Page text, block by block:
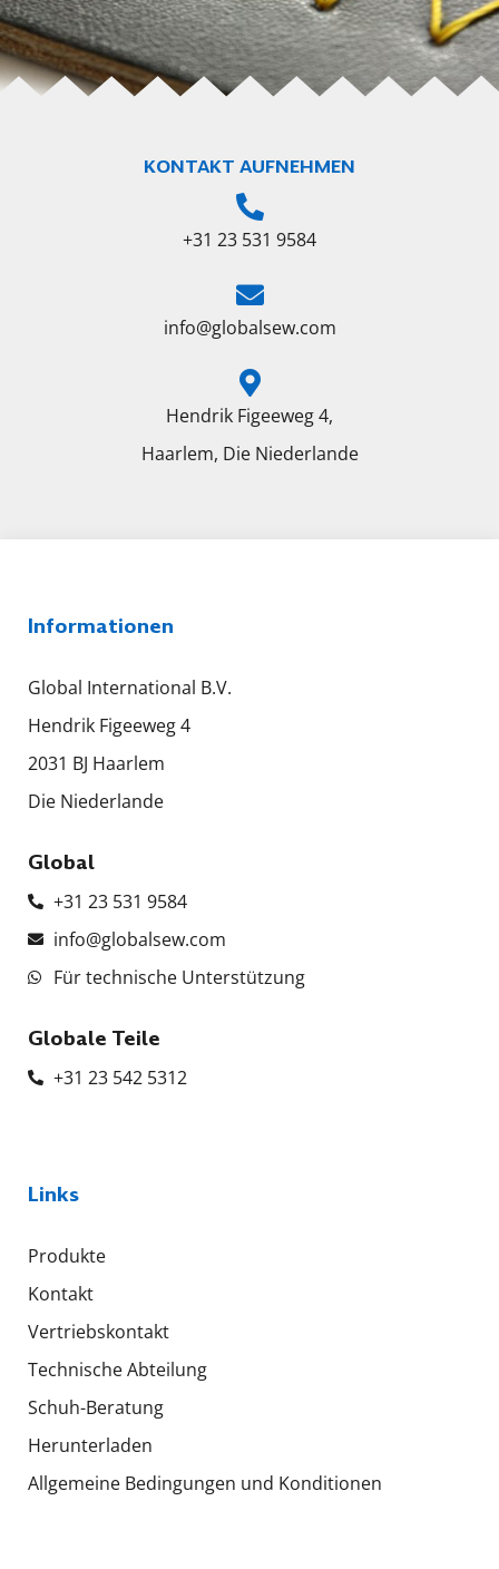
KONTAKT AUFNEHMEN
+31 23 531 9584
info@globalsew.com
Hendrik Figeeweg 4,
Haarlem, Die Niederlande
Informationen
Global International B.V.
Hendrik Figeeweg 4
2031 BJ Haarlem
Die Niederlande
Global
+31 23 531 9584
info@globalsew.com
Für technische Unterstützung
Globale Teile
+31 23 542 5312
Links
Produkte
Kontakt
Vertriebskontakt
Technische Abteilung
Schuh-Beratung
Herunterladen
Allgemeine Bedingungen und Konditionen